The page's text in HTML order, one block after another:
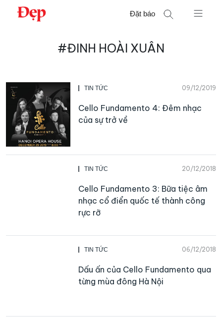
Chuyển
Đặt báo
#ĐINH HOÀI XUÂN
TIN TỨC 09/12/2019
Cello Fundamento 4: Đêm nhạc
của sự trở về
TIN TỨC 20/12/2018
Cello Fundamento 3: Bữa tiệc âm
nhạc cổ điển quốc tế thành công
rực rỡ
TIN TỨC 06/12/2018
Dấu ấn của Cello Fundamento qua
từng mùa đông Hà Nội